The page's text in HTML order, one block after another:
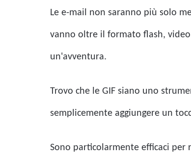
Le e-mail non saranno più solo
vanno oltre il formato flash,
un'avventura.
Trovo che le GIF siano uno
semplicemente aggiungere un
Sono particolarmente efficaci